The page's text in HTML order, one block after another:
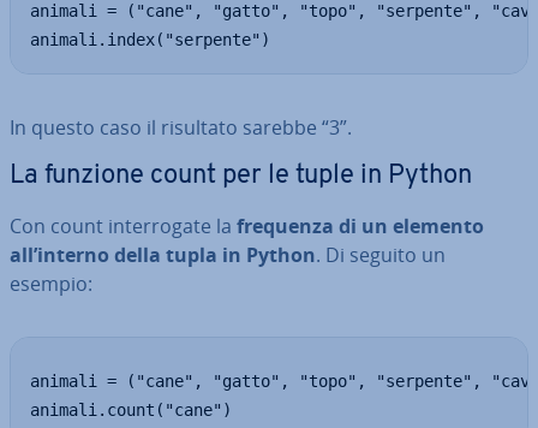
animali = ("cane", "gatto", "topo", "serpente",
animali.index("serpente")
In questo caso il risultato sarebbe “3”.
La funzione count per le tuple in Python
Con count in­ter­ro­ga­te la frequenza di un elemento
all’interno della tupla in Python. Di seguito un
esempio:
animali = ("cane", "gatto", "topo", "serpente",
animali.count("cane")